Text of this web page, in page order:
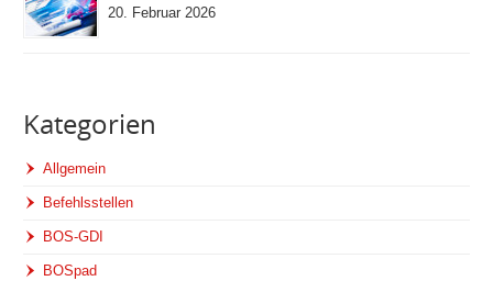
20. Februar 2026
Kategorien
Allgemein
Befehlsstellen
BOS-GDI
BOSpad